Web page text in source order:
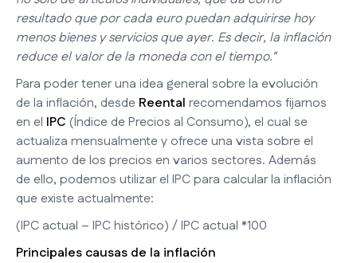
resultado que por cada euro puedan adquirirse hoy
menos bienes y servicios que ayer. Es decir, la inflación
reduce el valor de la moneda con el tiempo."
Para poder tener una idea general sobre la evolución
de la inflación, desde Reental recomendamos fijarnos
en el IPC (Índice de Precios al Consumo), el cual se
actualiza mensualmente y ofrece una vista sobre el
aumento de los precios en varios sectores. Además
de ello, podemos utilizar el IPC para calcular la inflación
que existe actualmente:
(IPC actual – IPC histórico) / IPC actual *100
Principales causas de la inflación